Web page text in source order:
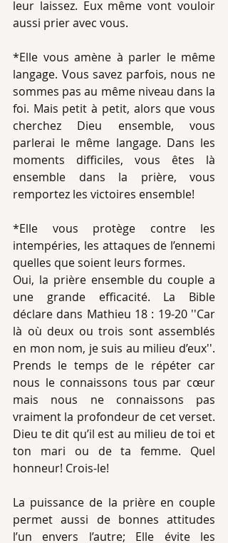
leur laissez. Eux même vont vouloir
aussi prier avec vous.
*Elle vous amène à parler le même
langage. Vous savez parfois, nous ne
sommes pas au même niveau dans la
foi. Mais petit à petit, alors que vous
cherchez Dieu ensemble, vous
parlerai le même langage. Dans les
moments difficiles, vous êtes là
ensemble dans la prière, vous
remportez les victoires ensemble!
*Elle vous protège contre les
intempéries, les attaques de l’ennemi
quelles que soient leurs formes.
Oui, la prière ensemble du couple a
une grande efficacité. La Bible
déclare dans Mathieu 18 : 19-20 ''Car
là où deux ou trois sont assemblés
en mon nom, je suis au milieu d’eux''.
Prends le temps de le répéter car
nous le connaissons tous par cœur
mais nous ne connaissons pas
vraiment la profondeur de cet verset.
Dieu te dit qu’il est au milieu de toi et
ton mari ou de ta femme. Quel
honneur! Crois-le!
La puissance de la prière en couple
permet aussi de bonnes attitudes
l’un envers l’autre; Elle évite les